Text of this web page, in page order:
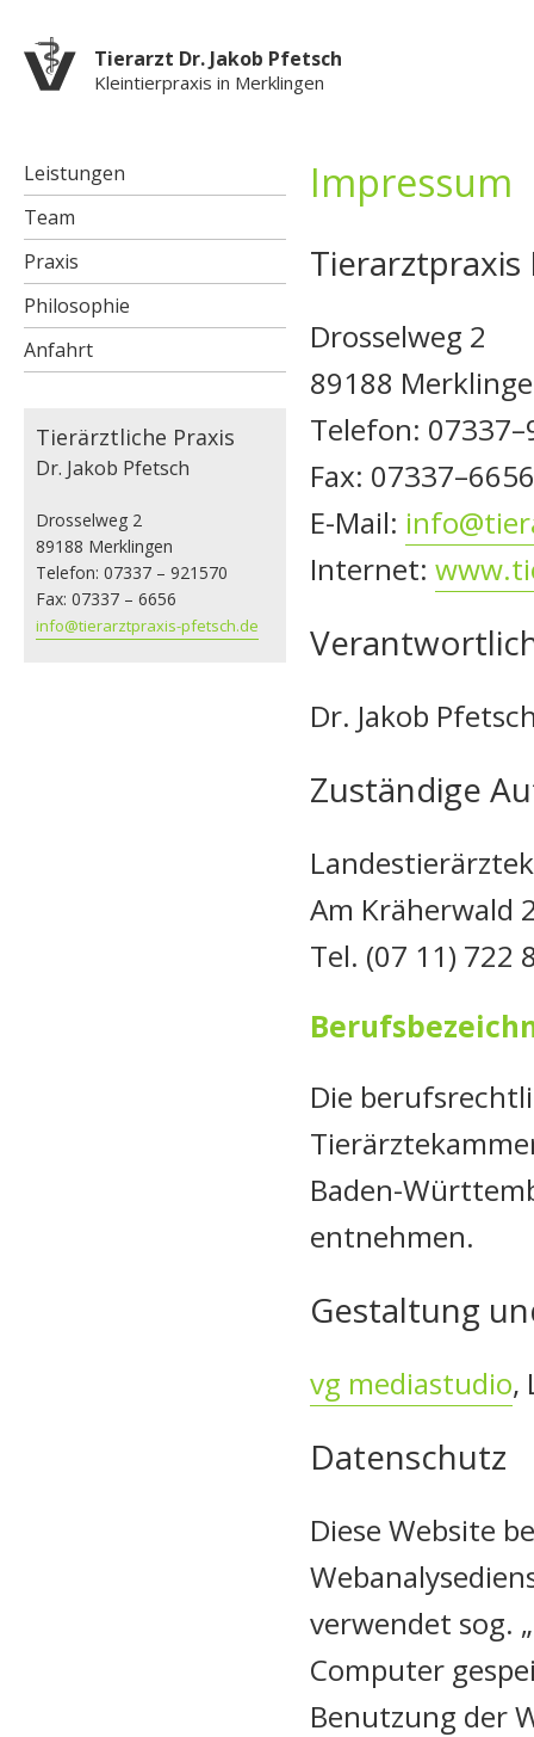
Tierarzt Dr. Jakob Pfetsch
Kleintierpraxis in Merklingen
Leistungen
Team
Praxis
Philosophie
Anfahrt
Tierärztliche Praxis
Dr. Jakob Pfetsch
Drosselweg 2
89188 Merklingen
Telefon: 07337 – 921570
Fax: 07337 – 6656
info@tierarztpraxis-pfetsch.de
Impressum
Tierarztpraxis
Drosselweg 2
89188
Telefon:
Fax: 07337–6656
E-Mail:
Internet:
Dr. Jakob
Zuständige
Am Kräherwald
Tel. (07 11) 722
Die
Baden-
entnehmen.
Gestaltung
vg mediastudio,
Datenschutz
Diese Website
verwendet sog.
Computer
Benutzung der